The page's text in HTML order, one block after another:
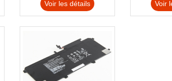
M01144-005 13-BB 14-DV
Voir les détails Voir